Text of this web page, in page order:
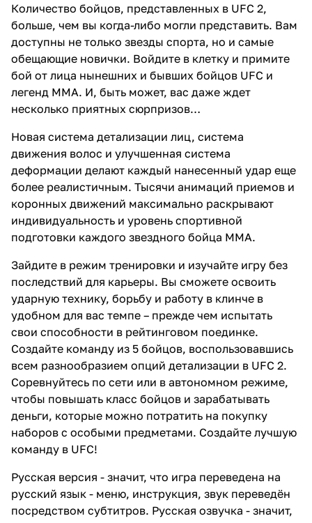
для карьеры. Вы сможете
освоить ударную технику,
борьбу и работу в клинче в
удобном для вас темпе –
прежде чем испытать свои
способности в рейтинговом
поединке. Создайте команду из
5 бойцов, воспользовавшись
всем разнообразием опций
Соревнуйтесь по сети или в
повышать класс бойцов и
зарабатывать деньги, которые
можно потратить на покупку
наборов с особыми
предметами. Создайте лучшую
команду в UFC!
Русская версия - значит, что
игра переведена на русский
язык - меню, инструкция, звук
переведён посредством
субтитров. Русская озвучка -
значит, в игре разработчиком
или издателем добавлена
голосовая озвучка. Уточняйте у
менеджера.
Количество бойцов, представленных в UFC 2,
больше, чем вы когда-либо могли представить. Вам
доступны не только звезды спорта, но и самые
обещающие новички. Войдите в клетку и примите
бой от лица нынешних и бывших бойцов UFC и
легенд MMA. И, быть может, вас даже ждет
несколько приятных сюрпризов…
Новая система детализации лиц, система
движения волос и улучшенная система
деформации делают каждый нанесенный удар еще
более реалистичным. Тысячи анимаций приемов и
коронных движений максимально раскрывают
индивидуальность и уровень спортивной
подготовки каждого звездного бойца MMA.
Зайдите в режим тренировки и изучайте игру без
последствий для карьеры. Вы сможете освоить
ударную технику, борьбу и работу в клинче в
удобном для вас темпе – прежде чем испытать
свои способности в рейтинговом поединке.
Создайте команду из 5 бойцов, воспользовавшись
всем разнообразием опций детализации в UFC 2.
Соревнуйтесь по сети или в автономном режиме,
чтобы повышать класс бойцов и зарабатывать
деньги, которые можно потратить на покупку
наборов с особыми предметами. Создайте лучшую
команду в UFC!
Русская версия - значит, что игра переведена на
русский язык - меню, инструкция, звук переведён
посредством субтитров. Русская озвучка - значит,